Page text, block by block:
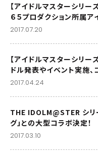
【アイドルマスターシリー
６５プロダクション所属ア
2017.07.20
【アイドルマスターシリー
ドル発表やイベント実施、
2017.04.24
THE IDOLM@STER シリ
グ」との大型コラボ決定！
2017.03.10